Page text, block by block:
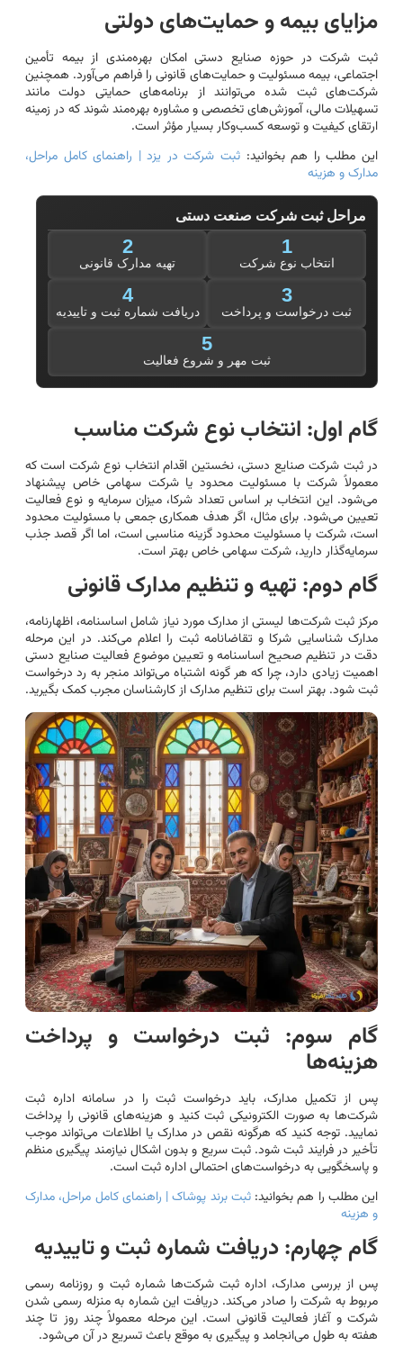
مزایای بیمه و حمایت‌های دولتی
ثبت شرکت در حوزه صنایع دستی امکان بهره‌مندی از بیمه تأمین
اجتماعی، بیمه مسئولیت و حمایت‌های قانونی را فراهم می‌آورد. همچنین
شرکت‌های ثبت شده می‌توانند از برنامه‌های حمایتی دولت مانند
تسهیلات مالی، آموزش‌های تخصصی و مشاوره بهره‌مند شوند که در زمینه
ارتقای کیفیت و توسعه کسب‌وکار بسیار مؤثر است.
این مطلب را هم بخوانید: ثبت شرکت در یزد | راهنمای کامل مراحل،
مدارک و هزینه
مراحل ثبت شرکت صنعت دستی
1
انتخاب نوع شرکت
2
تهیه مدارک قانونی
3
ثبت درخواست و پرداخت
4
دریافت شماره ثبت و تاییدیه
5
ثبت مهر و شروع فعالیت
گام اول: انتخاب نوع شرکت مناسب
در ثبت شرکت صنایع دستی، نخستین اقدام انتخاب نوع شرکت است که
معمولاً شرکت با مسئولیت محدود یا شرکت سهامی خاص پیشنهاد
می‌شود. این انتخاب بر اساس تعداد شرکا، میزان سرمایه و نوع فعالیت
تعیین می‌شود. برای مثال، اگر هدف همکاری جمعی با مسئولیت محدود
است، شرکت با مسئولیت محدود گزینه مناسبی است، اما اگر قصد جذب
سرمایه‌گذار دارید، شرکت سهامی خاص بهتر است.
گام دوم: تهیه و تنظیم مدارک قانونی
مرکز ثبت شرکت‌ها لیستی از مدارک مورد نیاز شامل اساسنامه، اظهارنامه،
مدارک شناسایی شرکا و تقاضانامه ثبت را اعلام می‌کند. در این مرحله
دقت در تنظیم صحیح اساسنامه و تعیین موضوع فعالیت صنایع دستی
اهمیت زیادی دارد، چرا که هر گونه اشتباه می‌تواند منجر به رد درخواست
ثبت شود. بهتر است برای تنظیم مدارک از کارشناسان مجرب کمک بگیرید.
گام سوم: ثبت درخواست و پرداخت
هزینه‌ها
پس از تکمیل مدارک، باید درخواست ثبت را در سامانه اداره ثبت
شرکت‌ها به صورت الکترونیکی ثبت کنید و هزینه‌های قانونی را پرداخت
نمایید. توجه کنید که هرگونه نقص در مدارک یا اطلاعات می‌تواند موجب
تأخیر در فرایند ثبت شود. ثبت سریع و بدون اشکال نیازمند پیگیری منظم
و پاسخگویی به درخواست‌های احتمالی اداره ثبت است.
این مطلب را هم بخوانید:ثبت برند پوشاک | راهنمای کامل مراحل، مدارک
و هزینه
گام چهارم: دریافت شماره ثبت و تاییدیه
پس از بررسی مدارک، اداره ثبت شرکت‌ها شماره ثبت و روزنامه رسمی
مربوط به شرکت را صادر می‌کند. دریافت این شماره به منزله رسمی شدن
شرکت و آغاز فعالیت قانونی است. این مرحله معمولاً چند روز تا چند
هفته به طول می‌انجامد و پیگیری به موقع باعث تسریع در آن می‌شود.